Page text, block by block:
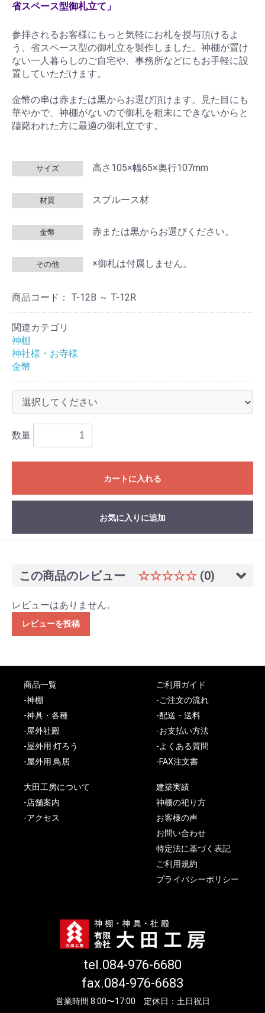
省スペース型御札立て」
参拝されるお客様にもっと気軽にお札を授与頂けるよ
う、省スペース型の御札立を製作しました。神棚が置け
ない一人暮らしのご自宅や、事務所などにもお手軽に設
置していただけます。
金幣の串は赤または黒からお選び頂けます。見た目にも
華やかで、神棚がないので御札を粗末にできないからと
躊躇われた方に最適の御札立です。
サイズ 高さ105×幅65×奥行107mm
材質 スプルース材
金幣 赤または黒からお選びください。
その他 ※御札は付属しません。
商品コード： T-12B ～ T-12R
関連カテゴリ
神棚
神社様・お寺様
金幣
数量
カートに入れる
お気に入りに追加
この商品のレビュー ☆☆☆☆☆ (0)
レビューはありません。
レビューを投稿
商品一覧
-神棚
-神具・各種
-屋外社殿
-屋外用 灯ろう
-屋外用 鳥居
ご利用ガイド
-ご注文の流れ
-配送・送料
-お支払い方法
-よくある質問
-FAX注文書
大田工房について
-店舗案内
-アクセス
建築実績
神棚の祀り方
お客様の声
お問い合わせ
特定法に基づく表記
ご利用規約
プライバシーポリシー
tel.084-976-6680
fax.084-976-6683
営業時間 8:00〜17:00 定休日：土日祝日